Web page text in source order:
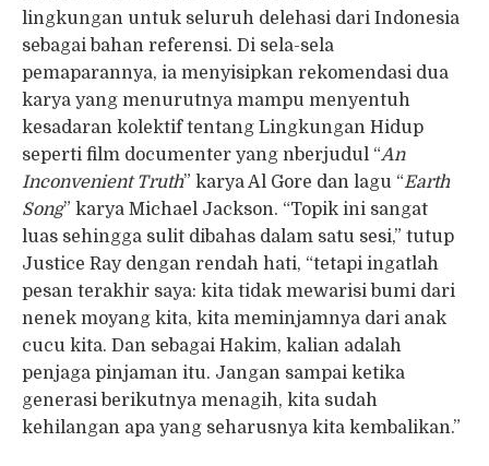
lingkungan untuk seluruh delehasi dari Indonesia
sebagai bahan referensi. Di sela-sela
pemaparannya, ia menyisipkan rekomendasi dua
karya yang menurutnya mampu menyentuh
kesadaran kolektif tentang Lingkungan Hidup
seperti film documenter yang nberjudul “An
Inconvenient Truth” karya Al Gore dan lagu “Earth
Song” karya Michael Jackson. “Topik ini sangat
luas sehingga sulit dibahas dalam satu sesi,” tutup
Justice Ray dengan rendah hati, “tetapi ingatlah
pesan terakhir saya: kita tidak mewarisi bumi dari
nenek moyang kita, kita meminjamnya dari anak
cucu kita. Dan sebagai Hakim, kalian adalah
penjaga pinjaman itu. Jangan sampai ketika
generasi berikutnya menagih, kita sudah
kehilangan apa yang seharusnya kita kembalikan.”